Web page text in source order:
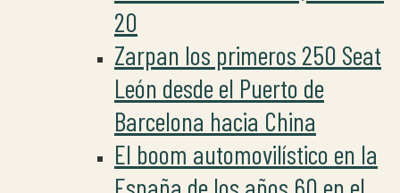
20
Zarpan los primeros 250 Seat
León desde el Puerto de
Barcelona hacia China
El boom automovilístico en la